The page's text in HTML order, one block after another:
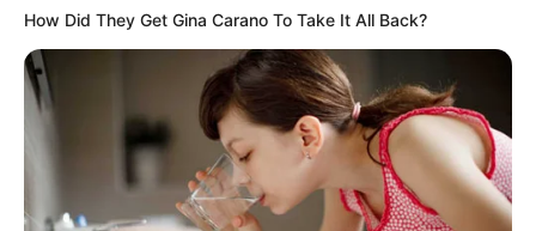
How Did They Get Gina Carano To Take It All Back?